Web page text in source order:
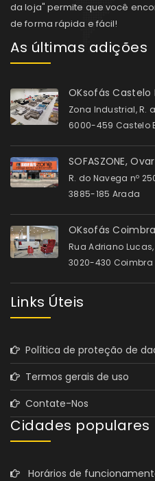
da loja" permite que você
de forma rápida e fácil!
As últimas adições
OKsofás Castelo
Zona Industrial, R.
6000-459 Castelo
SOFASZONE, Ovar
R. do Navega nº
3885-185 Arada
OKsofás Coimbra
Rua Adriano
3020-430 Coimbra
Links Úteis
Política de proteção de
Termos gerais de uso
Contate-Nos
Cidades populares
Horários de